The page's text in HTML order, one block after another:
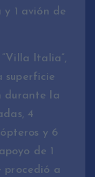
y 1 avión de
Italia”,
superficie
durante la
4
y 6
de 1
procedió a